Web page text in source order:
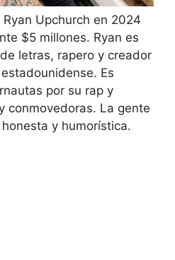
Upchurch en 2024
$5 millones. Ryan es
letras, rapero y creador
Es
por su rap y
conmovedoras. La gente
y humorística.